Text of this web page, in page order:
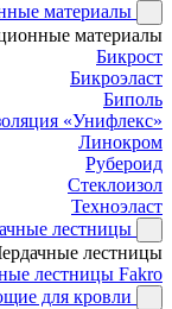
материалы
материалы
Бикрост
Бикроэласт
Биполь
«Унифлекс»
Линокром
Рубероид
Стеклоизол
Техноэласт
лестницы
лестницы
лестницы Fakro
для кровли